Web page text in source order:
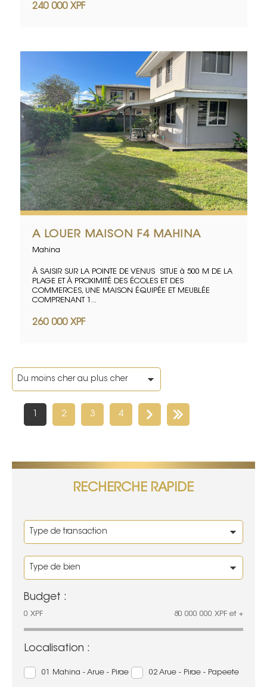
240 000 XPF
A LOUER MAISON F4 MAHINA
Mahina
À SAISIR SUR LA POINTE DE VENUS SITUE à 500 M DE LA
PLAGE ET À PROXIMITÉ DES ÉCOLES ET DES
COMMERCES, UNE MAISON ÉQUIPÉE ET MEUBLÉE
COMPRENANT 1...
260 000 XPF
2 3 4
RECHERCHE RAPIDE
Budget :
0 XPF 80 000 000 XPF et +
Localisation :
01 Mahina - Arue - Pirae 02 Arue - Pirae - Papeete